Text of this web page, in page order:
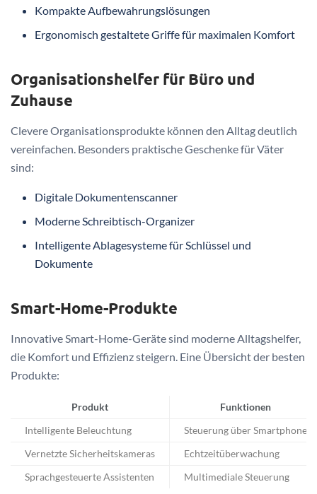
Kompakte Aufbewahrungslösungen
Ergonomisch gestaltete Griffe für maximalen Komfort
Organisationshelfer für Büro und
Zuhause
Clevere Organisationsprodukte können den Alltag deutlich
vereinfachen. Besonders praktische Geschenke für Väter
sind:
Digitale Dokumentenscanner
Moderne Schreibtisch-Organizer
Intelligente Ablagesysteme für Schlüssel und
Dokumente
Smart-Home-Produkte
Innovative Smart-Home-Geräte sind moderne Alltagshelfer,
die Komfort und Effizienz steigern. Eine Übersicht der besten
Produkte:
Produkt Funktionen
Intelligente Beleuchtung Steuerung über Smartphone
Vernetzte Sicherheitskameras Echtzeitüberwachung
Sprachgesteuerte Assistenten Multimediale Steuerung